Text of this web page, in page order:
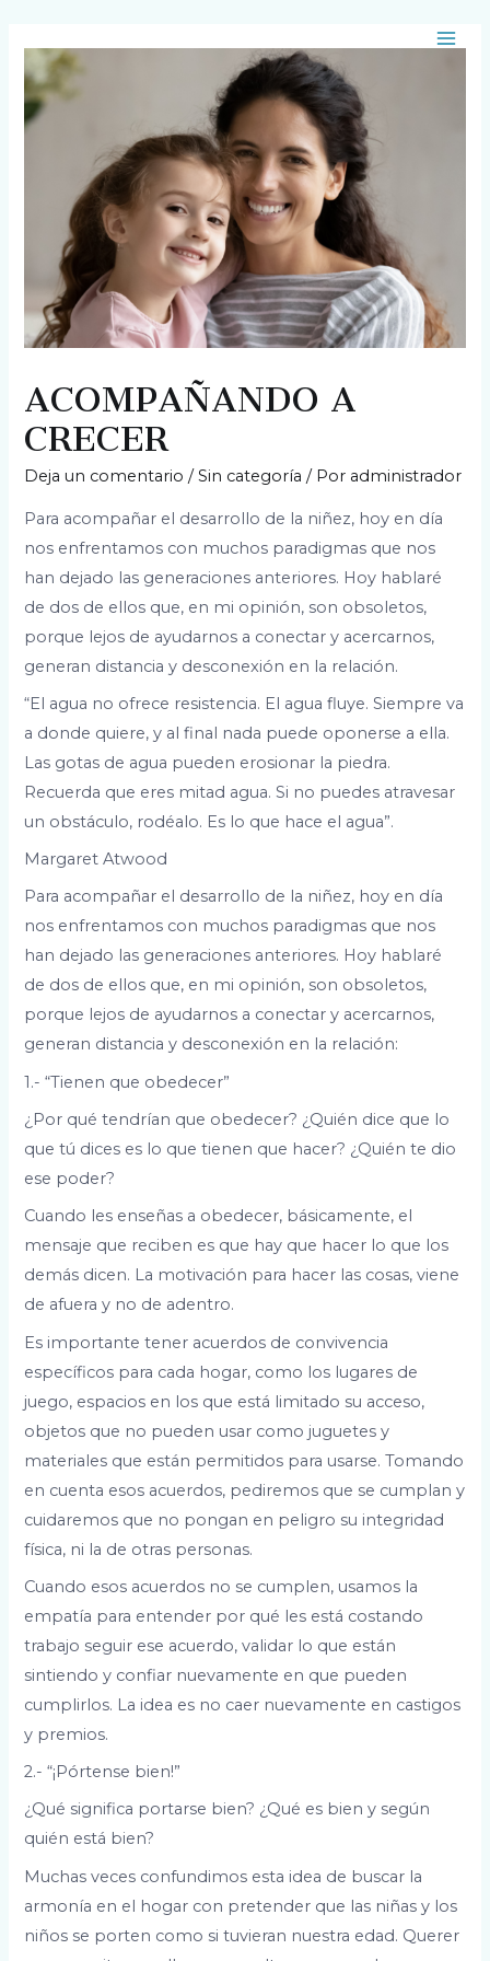
ACOMPAÑANDO A
CRECER
Deja un comentario /Sin categoría / Por administrador
Para acompañar el desarrollo de la niñez, hoy en día
nos enfrentamos con muchos paradigmas que nos
han dejado las generaciones anteriores. Hoy hablaré
de dos de ellos que, en mi opinión, son obsoletos,
porque lejos de ayudarnos a conectar y acercarnos,
generan distancia y desconexión en la relación.
“El agua no ofrece resistencia. El agua fluye. Siempre va
a donde quiere, y al final nada puede oponerse a ella.
Las gotas de agua pueden erosionar la piedra.
Recuerda que eres mitad agua. Si no puedes atravesar
un obstáculo, rodéalo. Es lo que hace el agua”.
Margaret Atwood
Para acompañar el desarrollo de la niñez, hoy en día
nos enfrentamos con muchos paradigmas que nos
han dejado las generaciones anteriores. Hoy hablaré
de dos de ellos que, en mi opinión, son obsoletos,
porque lejos de ayudarnos a conectar y acercarnos,
generan distancia y desconexión en la relación:
1.- “Tienen que obedecer”
¿Por qué tendrían que obedecer? ¿Quién dice que lo
que tú dices es lo que tienen que hacer? ¿Quién te dio
ese poder?
Cuando les enseñas a obedecer, básicamente, el
mensaje que reciben es que hay que hacer lo que los
demás dicen. La motivación para hacer las cosas, viene
de afuera y no de adentro.
Es importante tener acuerdos de convivencia
específicos para cada hogar, como los lugares de
juego, espacios en los que está limitado su acceso,
objetos que no pueden usar como juguetes y
materiales que están permitidos para usarse. Tomando
en cuenta esos acuerdos, pediremos que se cumplan y
cuidaremos que no pongan en peligro su integridad
física, ni la de otras personas.
Cuando esos acuerdos no se cumplen, usamos la
empatía para entender por qué les está costando
trabajo seguir ese acuerdo, validar lo que están
sintiendo y confiar nuevamente en que pueden
cumplirlos. La idea es no caer nuevamente en castigos
y premios.
2.- “¡Pórtense bien!”
¿Qué significa portarse bien? ¿Qué es bien y según
quién está bien?
Muchas veces confundimos esta idea de buscar la
armonía en el hogar con pretender que las niñas y los
niños se porten como si tuvieran nuestra edad. Querer